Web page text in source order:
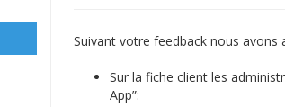
Suivant votre feedback nous avons
Sur la fiche client les
App”: